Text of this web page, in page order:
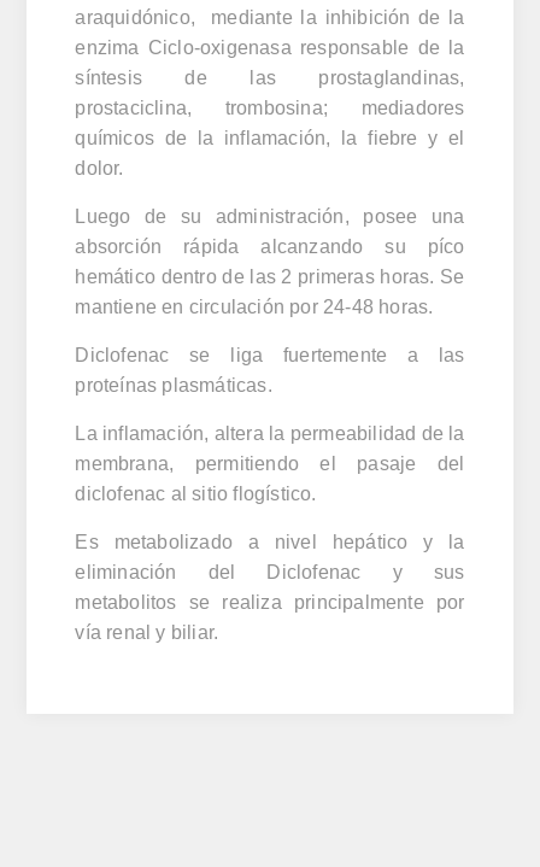
araquidónico, mediante la inhibición de la
enzima Ciclo-oxigenasa responsable de la
síntesis de las prostaglandinas,
prostaciclina, trombosina; mediadores
químicos de la inflamación, la fiebre y el
dolor.
Luego de su administración, posee una
absorción rápida alcanzando su píco
hemático dentro de las 2 primeras horas. Se
mantiene en circulación por 24-48 horas.
Diclofenac se liga fuertemente a las
proteínas plasmáticas.
La inflamación, altera la permeabilidad de la
membrana, permitiendo el pasaje del
diclofenac al sitio flogístico.
Es metabolizado a nivel hepático y la
eliminación del Diclofenac y sus
metabolitos se realiza principalmente por
vía renal y biliar.